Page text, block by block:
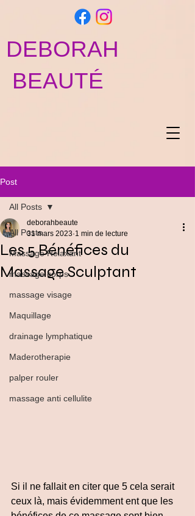
DEBORAH
BEAUTÉ
Post
All Posts
Massage Relaxant
massage corps
massage visage
Maquillage
drainage lymphatique
Maderotherapie
palper rouler
massage anti cellulite
All Posts
Les 5 Bénéfices du
Massage Sculptant
deborahbeaute
31 mars 2023 1 min de lecture
Si il ne fallait en citer que 5 cela serait
ceux là, mais évidemment ent que les